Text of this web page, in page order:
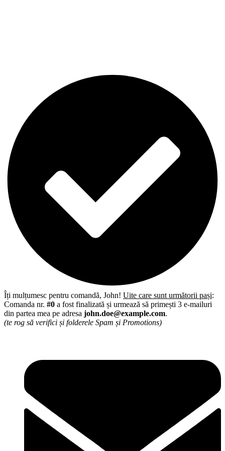
Îți mulțumesc pentru comandă, John! Uite care sunt următorii pași:
Comanda nr. #0 a fost finalizată și urmează să primești 3 e-mailuri
din partea mea pe adresa john.doe@example.com.
(te rog să verifici și folderele Spam și Promotions)